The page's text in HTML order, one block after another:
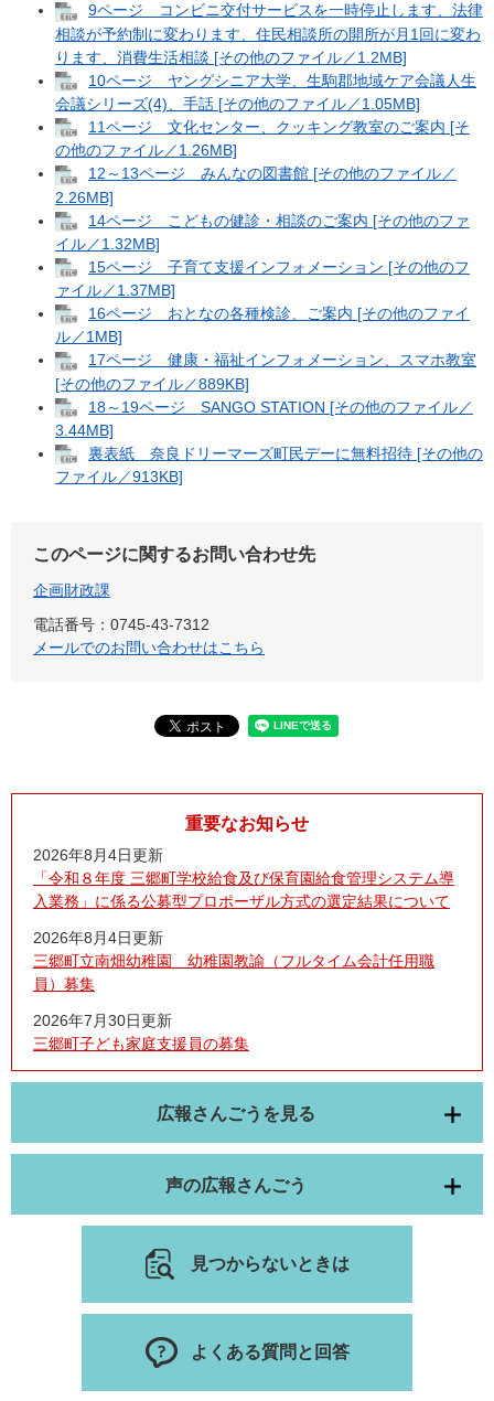
9ページ コンビニ交付サービスを一時停止します、法律
相談が予約制に変わります、住民相談所の開所が月1回に変わ
ります、消費生活相談 [その他のファイル／1.2MB]
10ページ ヤングシニア大学、生駒郡地域ケア会議人生
会議シリーズ(4)、手話 [その他のファイル／1.05MB]
11ページ 文化センター、クッキング教室のご案内 [そ
の他のファイル／1.26MB]
12～13ページ みんなの図書館 [その他のファイル／
2.26MB]
14ページ こどもの健診・相談のご案内 [その他のファ
イル／1.32MB]
15ページ 子育て支援インフォメーション [その他のフ
ァイル／1.37MB]
16ページ おとなの各種検診、ご案内 [その他のファイ
ル／1MB]
17ページ 健康・福祉インフォメーション、スマホ教室
[その他のファイル／889KB]
18～19ページ SANGO STATION [その他のファイル／
3.44MB]
裏表紙 奈良ドリーマーズ町民デーに無料招待 [その他の
ファイル／913KB]
このページに関するお問い合わせ先
企画財政課
電話番号：0745-43-7312
メールでのお問い合わせはこちら
重要なお知らせ
2026年8月4日更新
「令和８年度 三郷町学校給食及び保育園給食管理システム導
入業務」に係る公募型プロポーザル方式の選定結果について
2026年8月4日更新
三郷町立南畑幼稚園 幼稚園教諭（フルタイム会計任用職
員）募集
2026年7月30日更新
三郷町子ども家庭支援員の募集
広報さんごうを見る
声の広報さんごう
見つからないときは
よくある質問と回答